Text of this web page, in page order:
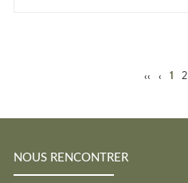
‹‹ ‹ 1 2
NOUS RENCONTRER